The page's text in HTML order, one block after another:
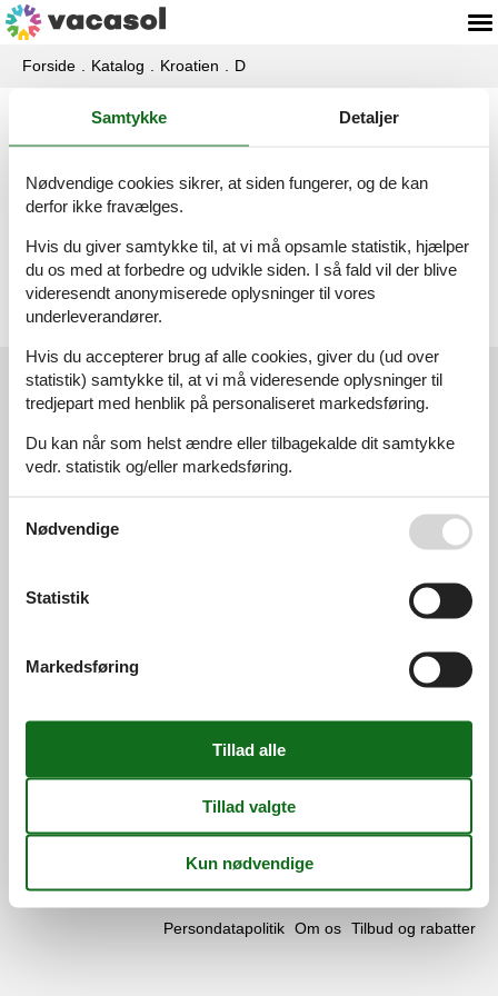
Forside Katalog Kroatien D
Katalog - Kroatien - Danilo Kraljice
6 personer
Kundeservice
(+45) 7877 0420
info@vacasol.dk
DE-20354 Hamburg
Momsnr.: DE312256700
Følg os
på
facebook
Facebook
© 2026 Vacasol Kontakt Cookies FAQ
Persondatapolitik Om os Tilbud og rabatter
Samtykke Detaljer
Nødvendige cookies sikrer, at siden fungerer, og de kan
derfor ikke fravælges.
Hvis du giver samtykke til, at vi må opsamle statistik, hjælper
du os med at forbedre og udvikle siden. I så fald vil der blive
videresendt anonymiserede oplysninger til vores
underleverandører.
Hvis du accepterer brug af alle cookies, giver du (ud over
statistik) samtykke til, at vi må videresende oplysninger til
tredjepart med henblik på personaliseret markedsføring.
Du kan når som helst ændre eller tilbagekalde dit samtykke
vedr. statistik og/eller markedsføring.
Nødvendige
Statistik
Markedsføring